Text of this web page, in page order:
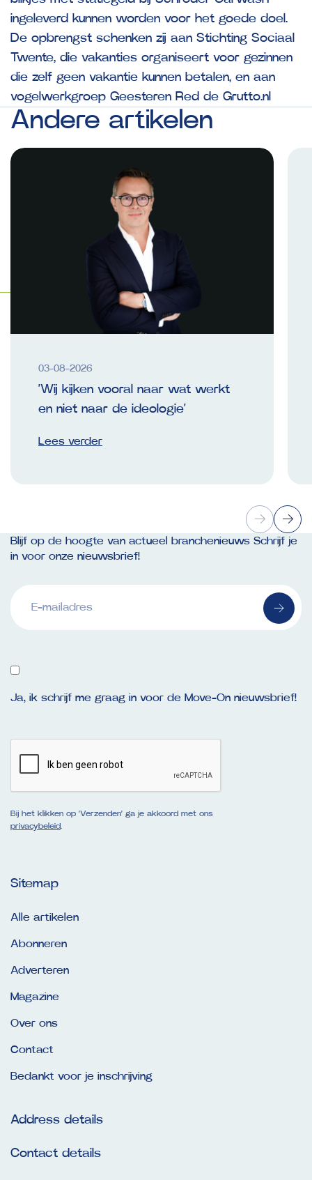
ingeleverd kunnen worden voor het goede doel.
De opbrengst schenken zij aan Stichting Sociaal
Twente, die vakanties organiseert voor gezinnen
die zelf geen vakantie kunnen betalen, en aan
vogelwerkgroep Geesteren Red de Grutto.nl
Andere artikelen
03-08-2026
‘Wij kijken vooral naar wat werkt
en niet naar de ideologie’
Lees verder
Blijf op de hoogte van actueel branchenieuws Schrijf je
in voor onze nieuwsbrief!
mailadres(Vereist)
Ja, ik schrijf me graag in voor de Move-On nieuwsbrief!
Bij het klikken op ‘Verzenden’ ga je akkoord met ons
privacybeleid
Sitemap
Alle artikelen
Abonneren
Adverteren
Magazine
Over ons
Contact
Bedankt voor je inschrijving
Address details
Contact details